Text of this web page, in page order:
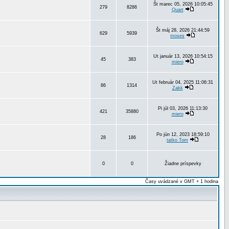
279 8286
Št marec 05, 2026 10:05:45
Quart
629 5939
Št máj 28, 2026 21:44:59
moses
45 383
Ut január 13, 2026 10:54:15
miero
86 1314
Ut február 04, 2025 11:06:31
Zakk
421 35880
Pi júl 03, 2026 11:13:30
miero
28 186
Po jún 12, 2023 18:59:10
tatko Tom
0 0 Žiadne príspevky
Časy uvádzané v GMT + 1 hodina